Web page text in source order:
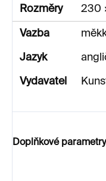
Rozměry 230
Vazba
Jazyk
Vydavatel
Doplňkové parametry